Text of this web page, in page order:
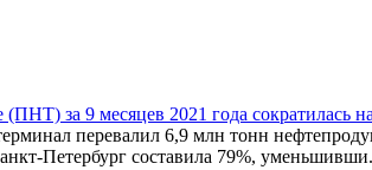
за 9 месяцев 2021 года сократилась
перевалил 6,9 млн тонн
Петербург составила 79%,